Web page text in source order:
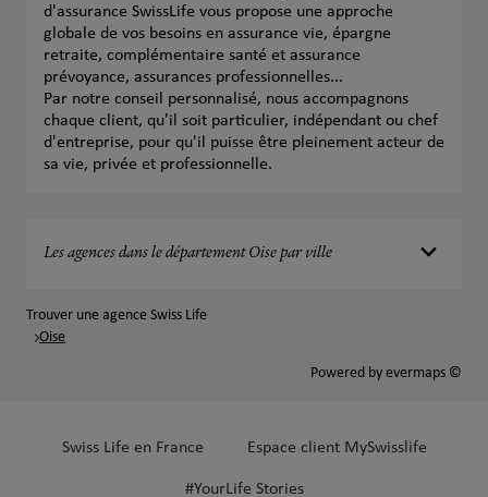
d'assurance SwissLife vous propose une approche
globale de vos besoins en assurance vie, épargne
retraite, complémentaire santé et assurance
prévoyance, assurances professionnelles...
Par notre conseil personnalisé, nous accompagnons
chaque client, qu'il soit particulier, indépendant ou chef
d'entreprise, pour qu'il puisse être pleinement acteur de
sa vie, privée et professionnelle.
Les agences dans le département Oise par ville
Trouver une agence Swiss Life
Oise
Powered by evermaps ©
Swiss Life en France Espace client MySwisslife
#YourLife Stories